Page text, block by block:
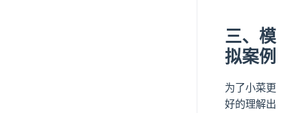
三、模
拟案例
为了小菜更
好的理解出